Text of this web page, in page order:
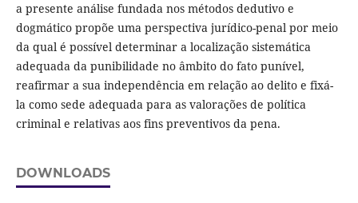
a presente análise fundada nos métodos dedutivo e
dogmático propõe uma perspectiva jurídico-penal por meio
da qual é possível determinar a localização sistemática
adequada da punibilidade no âmbito do fato punível,
reafirmar a sua independência em relação ao delito e fixá-
la como sede adequada para as valorações de política
criminal e relativas aos fins preventivos da pena.
DOWNLOADS